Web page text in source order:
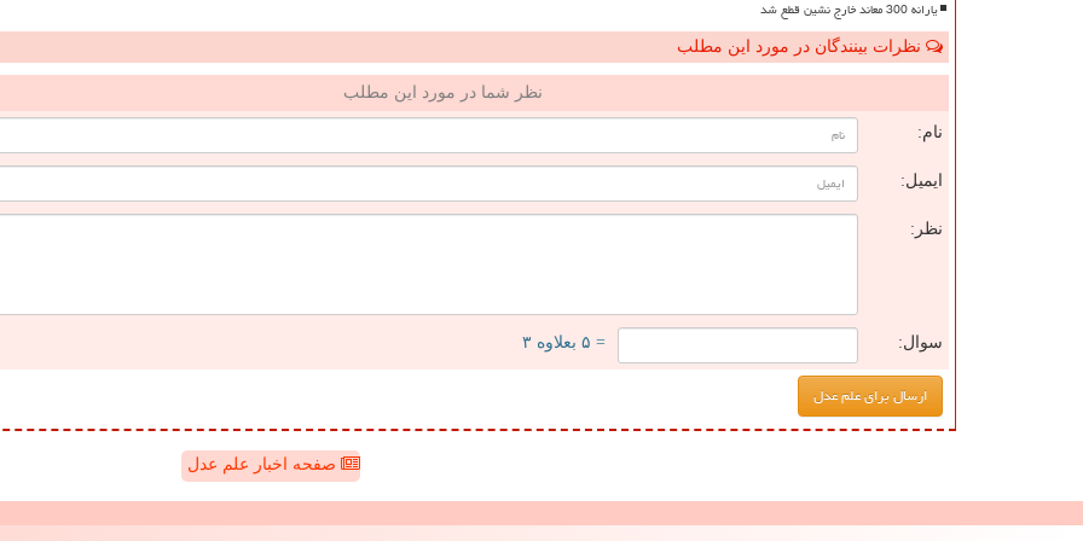
یارانه 300 معاند خارج نشین قطع شد
نظرات بینندگان در مورد این مطلب
نظر شما در مورد این مطلب
نام:
ایمیل:
نظر:
سوال: = ۵ بعلاوه ۳
صفحه اخبار علم عدل